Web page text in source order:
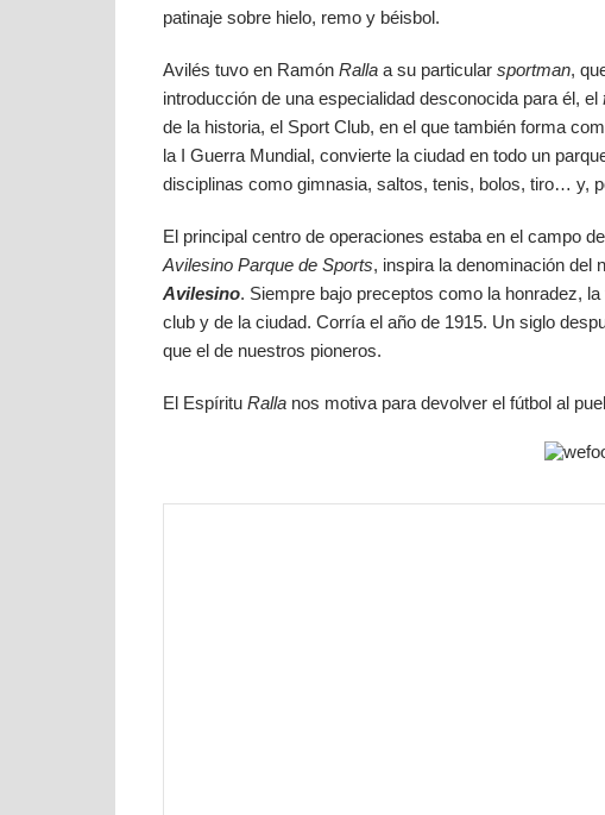
patinaje sobre hielo, remo y béisbol.
Avilés tuvo en Ramón Ralla a su particular sportman,
introducción de una especialidad desconocida para él, el
de la historia, el Sport Club, en el que también forma
la I Guerra Mundial, convierte la ciudad en todo un
disciplinas como gimnasia, saltos, tenis, bolos, tiro… y,
El principal centro de operaciones estaba en el campo de
Avilesino Parque de Sports, inspira la denominación del
Avilesino. Siempre bajo preceptos como la honradez,
club y de la ciudad. Corría el año de 1915. Un siglo
que el de nuestros pioneros.
El Espíritu Ralla nos motiva para devolver el fútbol al